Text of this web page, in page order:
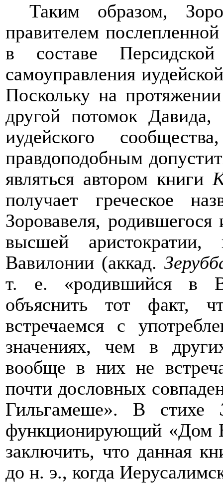
Таким образом,
правителем
в составе
самоуправления
Поскольку на
другой потомок
иудейского
правдоподобным
являться автором книги
получает греческое
Зоровавеля,
высшей
Вавилонии (аккад.
т. е. «родившийся в
объяснить тот факт,
встречаемся с
значениях, чем в
вообще в них не
почти дословных
Гильгамеше». В стихе
функционирующий «Дом
заключить, что данная
до н. э., когда